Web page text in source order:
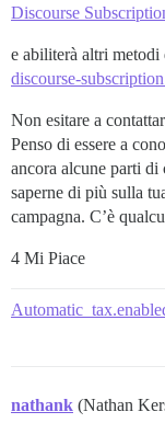
Discourse
e abiliterà altri metodi
discourse-
Non esitare a
Penso di essere a
ancora alcune parti
saperne di più sulla
campagna. C’è
4 Mi Piace
nathank (Nathan